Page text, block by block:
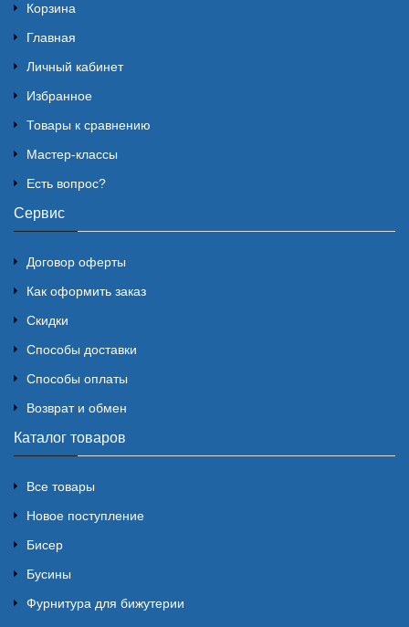
Корзина
Главная
Личный кабинет
Избранное
Товары к сравнению
Мастер-классы
Есть вопрос?
Сервис
Договор оферты
Как оформить заказ
Скидки
Способы доставки
Способы оплаты
Возврат и обмен
Каталог товаров
Все товары
Новое поступление
Бисер
Бусины
Фурнитура для бижутерии